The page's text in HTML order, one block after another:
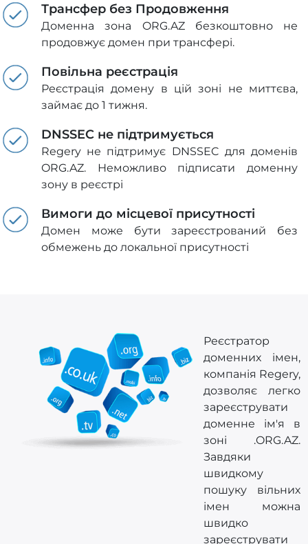
Трансфер без Продовження
Доменна зона ORG.AZ безкоштовно не
продовжує домен при трансфері.
Повільна реєстрація
Реєстрація домену в цій зоні не миттєва,
займає до 1 тижня.
DNSSEC не підтримується
Regery не підтримує DNSSEC для доменів
ORG.AZ. Неможливо підписати доменну
зону в реєстрі
Вимоги до місцевої присутності
Домен може бути зареєстрований без
обмежень до локальної присутності
Реєстратор
доменних імен,
компанія Regery,
дозволяє легко
зареєструвати
доменне ім'я в
зоні .ORG.AZ.
Завдяки
швидкому
пошуку вільних
імен можна
швидко
зареєструвати